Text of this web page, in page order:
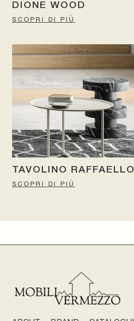
DIONE WOOD
SCOPRI DI PIÙ
TAVOLINO RAFFAELLO
SCOPRI DI PIÙ